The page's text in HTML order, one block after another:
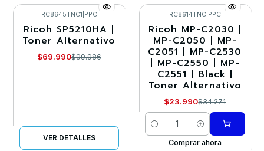
-30%
RC8645TNC1 PPC
Ricoh SP5210HA |
Toner Alternativo
$69.990$99.986
VER DETALLES
-30%
RC8614TNC| PPC
Ricoh MP-C2030 |
MP-C2050 | MP-
C2051 | MP-C2530
| MP-C2550 | MP-
C2551 | Black |
Toner Alternativo
$23.990$34.271
Cantidad
Comprar ahora